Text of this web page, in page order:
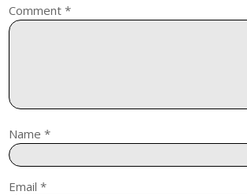
Comment*
Name*
Email*